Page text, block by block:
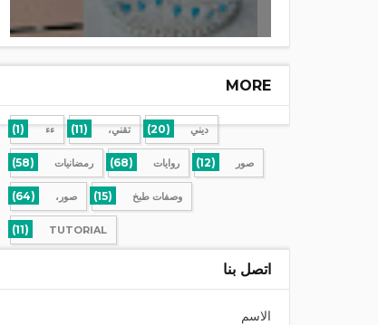
MORE
ءء (1) تقني، (11) ديني (20)
رمضانيات (58) روايات (68) صور (12)
صور، (64) وصفات طبخ (15)
TUTORIAL
(11)
اتصل بنا
الاسم